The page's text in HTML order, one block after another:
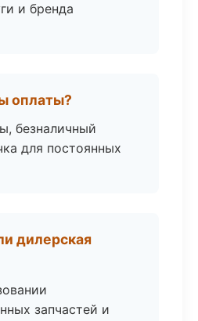
и бренда
оплаты?
безналичный
для постоянных
дилерская
запчастей и